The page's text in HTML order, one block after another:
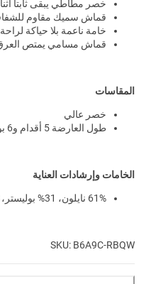
خصر مطاطي يبقى ثابتاً
قماش سميك مقاوم
خامة ناعمة بلا حياكة
قماش مسامي يمتص العرق
المقاسات
خصر عالي
طول العارضة 5 أقدام و6 بوصة وترتدي مقاس M
الخامات وإرشادات العناية
61% نايلون، 31% بوليستر، 8% إيلاستان
SKU: B6A9C-RBQW